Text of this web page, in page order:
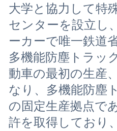
大学と協力して特
センターを設立し
ーカーで唯一鉄道
多機能防塵トラッ
動車の最初の生産
なり、多機能防塵
の固定生産拠点で
許を取得しており